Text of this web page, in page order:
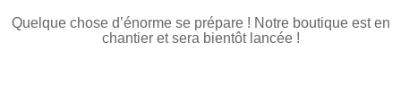
Quelque chose d’énorme se prépare ! Notre boutique est en
chantier et sera bientôt lancée !